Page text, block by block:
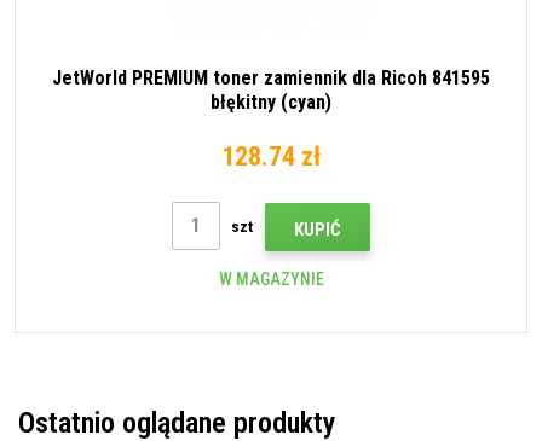
JetWorld PREMIUM toner zamiennik dla Ricoh 841595
błękitny (cyan)
128.74 zł
szt KUPIĆ
W MAGAZYNIE
Ostatnio oglądane produkty